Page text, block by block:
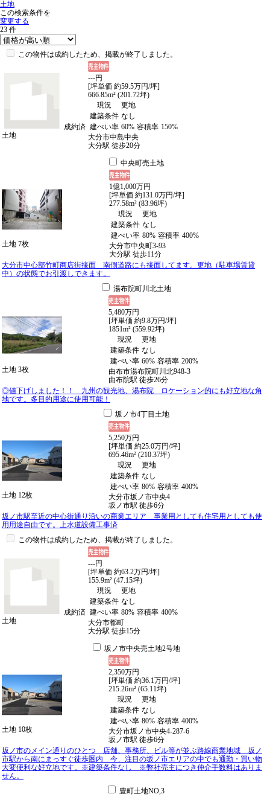
土地
この検索条件を
変更する
23 件
この物件は成約したため、掲載が終了しました。
成約済
土地
---円
[坪単価 約59.5万円/坪]
666.85m² (201.72坪)
現況
更地
建築条件 なし
建ぺい率 60% 容積率 150%
大分市中島中央
大分駅 徒歩20分
中央町売土地
土地 7枚
1億1,000万円
[坪単価 約131.0万円/坪]
277.58m² (83.96坪)
現況
更地
建築条件 なし
建ぺい率 80% 容積率 400%
大分市中央町3-93
大分駅 徒歩11分
大分市中心部竹町商店街接面 南側道路にも接面してます。更地（駐車場賃貸
中）の状態でお引渡しできます。
湯布院町川北土地
土地 3枚
5,480万円
[坪単価 約9.8万円/坪]
1851m² (559.92坪)
現況
更地
建築条件 なし
建ぺい率 60% 容積率 200%
由布市湯布院町川北948-3
由布院駅 徒歩26分
◎値下げしました！！ 九州の観光地、湯布院 ロケーション的にも好立地な角
地です。多目的用途に使用可能！
坂ノ市4丁目土地
土地 12枚
5,250万円
[坪単価 約25.0万円/坪]
695.46m² (210.37坪)
現況
更地
建築条件 なし
建ぺい率 80% 容積率 400%
大分市坂ノ市中央4
坂ノ市駅 徒歩6分
坂ノ市駅至近の中心街通り沿いの商業エリア 事業用としても住宅用としても使
用用途自由です。上水道設備工事済
この物件は成約したため、掲載が終了しました。
成約済
土地
---円
[坪単価 約63.2万円/坪]
155.9m² (47.15坪)
現況
更地
建築条件 なし
建ぺい率 80% 容積率 400%
大分市都町
大分駅 徒歩15分
坂ノ市中央売土地2号地
土地 10枚
2,350万円
[坪単価 約36.1万円/坪]
215.26m² (65.11坪)
現況
更地
建築条件 なし
建ぺい率 80% 容積率 400%
大分市坂ノ市中央4-287-6
坂ノ市駅 徒歩6分
坂ノ市のメイン通りのひとつ 店舗、事務所、ビル等が並ぶ路線商業地域 坂ノ
市駅から南にまっすぐ徒歩圏内 今、注目の坂ノ市エリアの中でも通勤・買い物
大変便利な好立地です。※建築条件なし ※弊社売主につき仲介手数料はありま
せん。
豊町土地NO,3